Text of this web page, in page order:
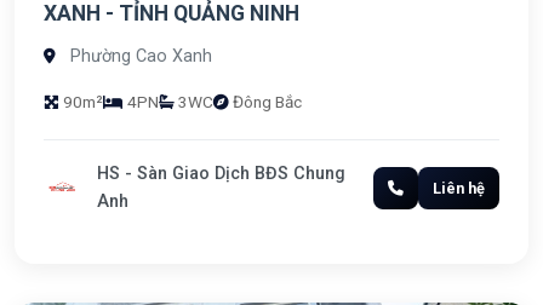
XANH - TỈNH QUẢNG NINH
Phường Cao Xanh
90m² 4PN 3WC Đông Bắc
HS - Sàn Giao Dịch BĐS Chung
Anh
Liên hệ